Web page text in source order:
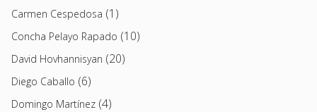
Carmen Cespedosa (1)
Concha Pelayo Rapado (10)
David Hovhannisyan (20)
Diego Caballo (6)
Domingo Martínez (4)